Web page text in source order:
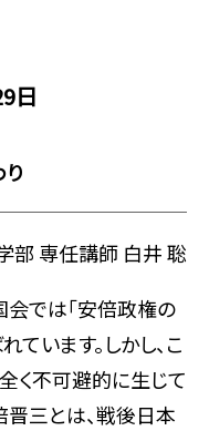
日
部 専任講師 白井 聡
会では「安倍政権の
ています。しかし、こ
く不可避的に生じて
晋三とは、戦後日本